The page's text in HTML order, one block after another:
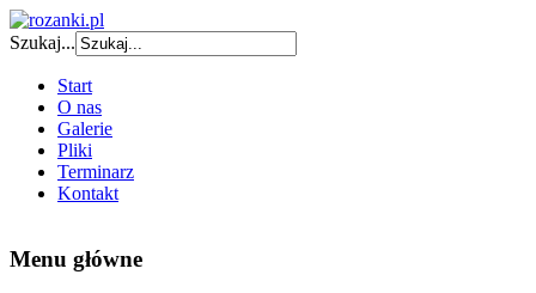
Szukaj...
Start
O nas
Galerie
Pliki
Terminarz
Kontakt
Menu główne